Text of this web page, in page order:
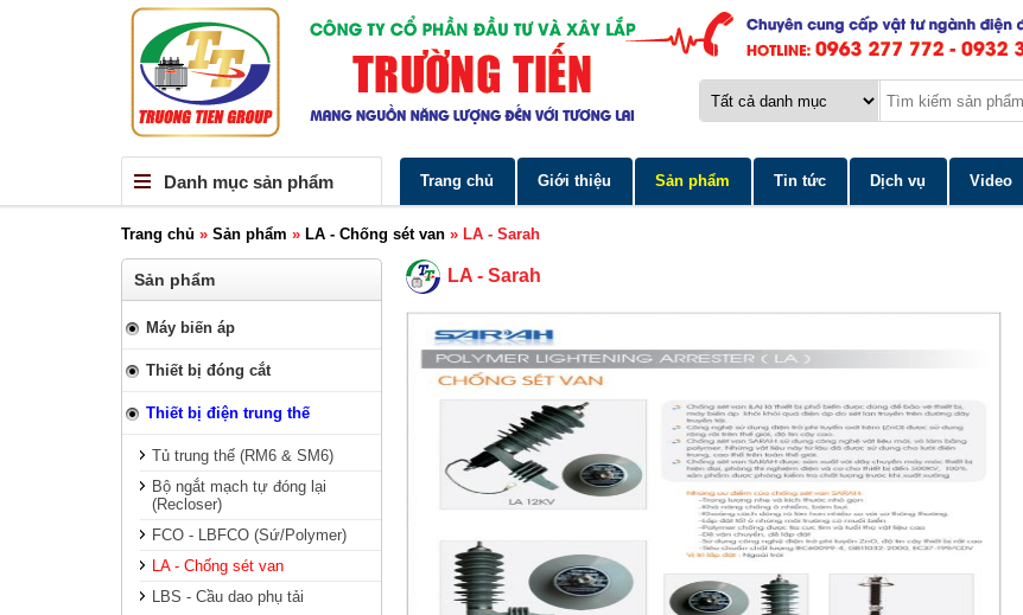
Danh mục sản phẩm Trang chủ Giới thiệu Sản phẩm Tin tức Dịch vụ Video
Trang chủ » Sản phẩm » LA - Chống sét van » LA - Sarah
Sản phẩm
Máy biến áp
Thiết bị đóng cắt
Thiết bị điện trung thế
Tủ trung thế (RM6 & SM6)
Bộ ngắt mạch tự đóng lại
(Recloser)
FCO - LBFCO (Sứ/Polymer)
LA - Chống sét van
LBS - Cầu dao phụ tải
LA - Sarah